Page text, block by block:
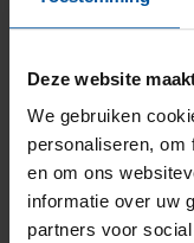
Deze website
We gebruiken
personaliseren, om
en om ons
informatie over uw
partners voor
regelen voorkom
een financiële
de